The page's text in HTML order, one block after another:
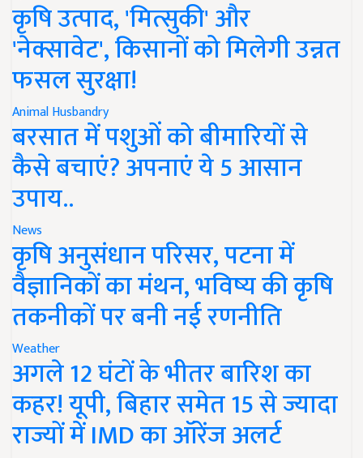
कृषि उत्पाद, 'मित्सुकी' और
'नेक्सावेट', किसानों को मिलेगी उन्नत
फसल सुरक्षा!
Animal Husbandry
बरसात में पशुओं को बीमारियों से
कैसे बचाएं? अपनाएं ये 5 आसान
उपाय..
News
कृषि अनुसंधान परिसर, पटना में
वैज्ञानिकों का मंथन, भविष्य की कृषि
तकनीकों पर बनी नई रणनीति
Weather
अगले 12 घंटों के भीतर बारिश का
कहर! यूपी, बिहार समेत 15 से ज्यादा
राज्यों में IMD का ऑरेंज अलर्ट